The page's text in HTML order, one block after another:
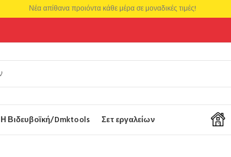
Η Βιδευβοϊκή/Dmktools Σετ εργαλείων
Νέα απίθανα προιόντα κάθε μέρα σε μοναδικές τιμές!